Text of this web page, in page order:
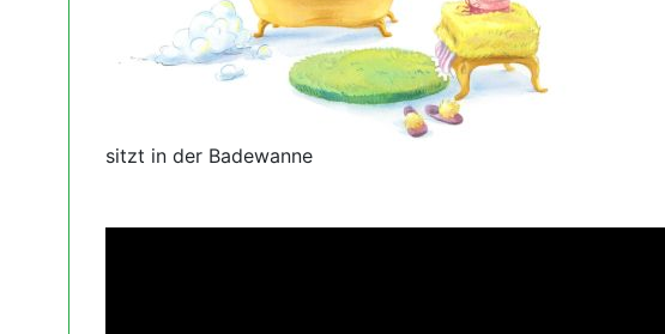
sitzt in der Badewanne